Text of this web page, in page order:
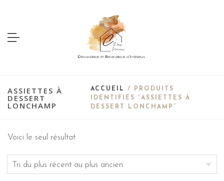
ASSIETTES À
DESSERT
LONCHAMP
ACCUEIL
/ PRODUITS
IDENTIFIÉS “ASSIETTES À
DESSERT LONCHAMP”
Voici le seul résultat